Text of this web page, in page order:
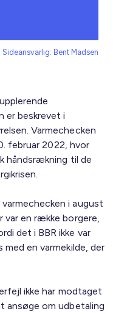
Sideansvarlig: Bent Madsen
er beskrevet i
Varmechecken
februar 2022, hvor
håndsrækning til de
i august
var en række borgere,
det i BBR ikke var
en varmekilde, der
ikke har modtaget
ansøge om udbetaling